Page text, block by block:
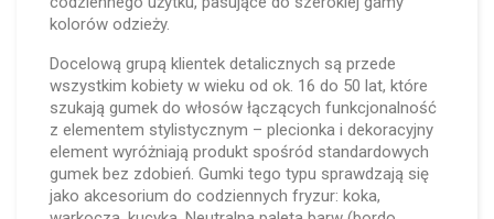
kolorów odzieży.
Docelową grupą klientek detalicznych są przede
wszystkim kobiety w wieku od ok. 16 do 50 lat, które
szukają gumek do włosów łączących funkcjonalność
z elementem stylistycznym – plecionka i dekoracyjny
element wyróżniają produkt spośród standardowych
gumek bez zdobień. Gumki tego typu sprawdzają się
jako akcesorium do codziennych fryzur: koka,